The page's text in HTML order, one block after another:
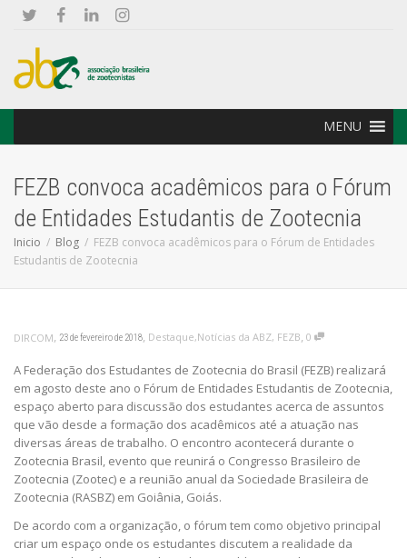
MENU
FEZB convoca acadêmicos para o Fórum
de Entidades Estudantis de Zootecnia
Inicio Blog
FEZB convoca acadêmicos para o Fórum de Entidades
Estudantis de Zootecnia
DIRCOM, 23 de fevereiro de 2018, Destaque,Notícias da ABZ, FEZB, 0
A Federação dos Estudantes de Zootecnia do Brasil (FEZB) realizará
em agosto deste ano o Fórum de Entidades Estudantis de Zootecnia,
espaço aberto para discussão dos estudantes acerca de assuntos
que vão desde a formação dos acadêmicos até a atuação nas
diversas áreas de trabalho. O encontro acontecerá durante o
Zootecnia Brasil, evento que reunirá o Congresso Brasileiro de
Zootecnia (Zootec) e a reunião anual da Sociedade Brasileira de
Zootecnia (RASBZ) em Goiânia, Goiás.
De acordo com a organização, o fórum tem como objetivo principal
criar um espaço onde os estudantes discutem a realidade da